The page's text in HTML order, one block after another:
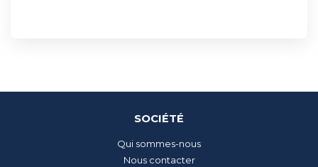
SOCIÉTÉ
Qui sommes-nous
Nous contacter